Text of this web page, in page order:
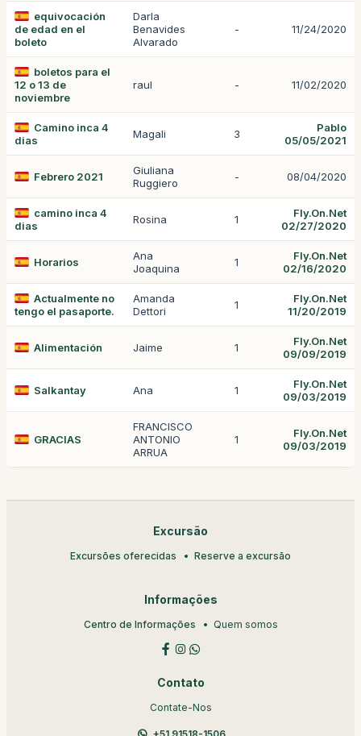
equivocación
de edad en el
boleto
Darla
Benavides
Alvarado
- 11/24/2020
boletos para el
12 o 13 de
noviembre
raul - 11/02/2020
Camino inca 4
dias
Magali 3
Pablo
05/05/2021
Febrero 2021
Giuliana
Ruggiero
- 08/04/2020
camino inca 4
dias
Rosina 1
Fly.On.Net
02/27/2020
Horarios
Ana
Joaquina
1
Fly.On.Net
02/16/2020
Actualmente no
tengo el pasaporte.
Amanda
Dettori
1
Fly.On.Net
11/20/2019
Alimentación Jaime 1
Fly.On.Net
09/09/2019
Salkantay Ana 1
Fly.On.Net
09/03/2019
GRACIAS
FRANCISCO
ANTONIO
ARRUA
1
Fly.On.Net
09/03/2019
Excursão
Excursões oferecidas Reserve a excursão
Informações
Centro de Informações Quem somos
Contato
Contate-Nos